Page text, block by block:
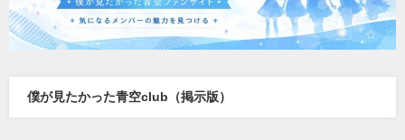
僕が見たかった青空club（掲示版）